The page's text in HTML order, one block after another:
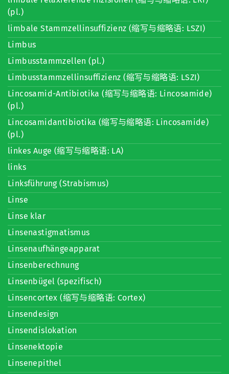
(pl.)
limbale Stammzellinsuffizienz (缩写与缩略语: LSZI)
Limbus
Limbusstammzellen (pl.)
Limbusstammzellinsuffizienz (缩写与缩略语: LSZI)
Lincosamid-Antibiotika (缩写与缩略语: Lincosamide)
(pl.)
Lincosamidantibiotika (缩写与缩略语: Lincosamide)
(pl.)
linkes Auge (缩写与缩略语: LA)
links
Linksführung (Strabismus)
Linse
Linse klar
Linsenastigmatismus
Linsenaufhängeapparat
Linsenberechnung
Linsenbügel (spezifisch)
Linsencortex (缩写与缩略语: Cortex)
Linsendesign
Linsendislokation
Linsenektopie
Linsenepithel